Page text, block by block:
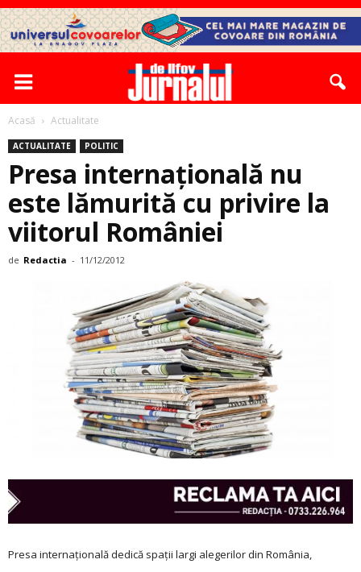
Acasă Actualitate
ACTUALITATE POLITIC
Presa internațională nu
este lămurită cu privire la
viitorul României
de Redactia - 11/12/2012
Presa internaţională dedică spaţii largi alegerilor din România,